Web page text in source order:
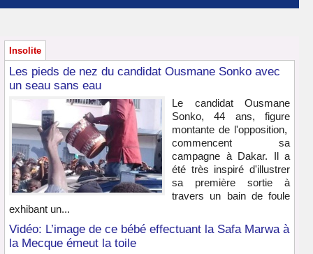
Insolite
Les pieds de nez du candidat Ousmane Sonko avec
un seau sans eau
Le candidat Ousmane
Sonko, 44 ans, figure
montante de l'opposition,
commencent sa
campagne à Dakar. Il a
été très inspiré d'illustrer
sa première sortie à
travers un bain de foule
exhibant un...
Vidéo: L’image de ce bébé effectuant la Safa Marwa à
la Mecque émeut la toile